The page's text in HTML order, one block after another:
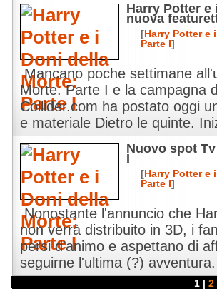
Harry Potter e
nuova
[Harry Potter e
Parte I]
Mancano poche settimane
Morte: Parte I e la campagna
Collider.com ha postato oggi
e materiale Dietro le quinte.
Nuovo spot
I
[Harry Potter e
Parte I]
Nonostante l'annuncio che
non verrà distribuito in 3D, i
persi d'animo e aspettano di
seguirne l'ultima (?)
1 | 2